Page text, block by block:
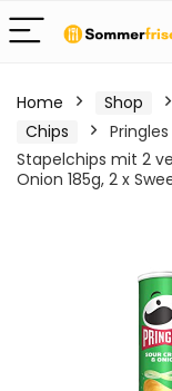
Home Shop
Chips
Stapelchips mit 2
Onion 185g, 2 x